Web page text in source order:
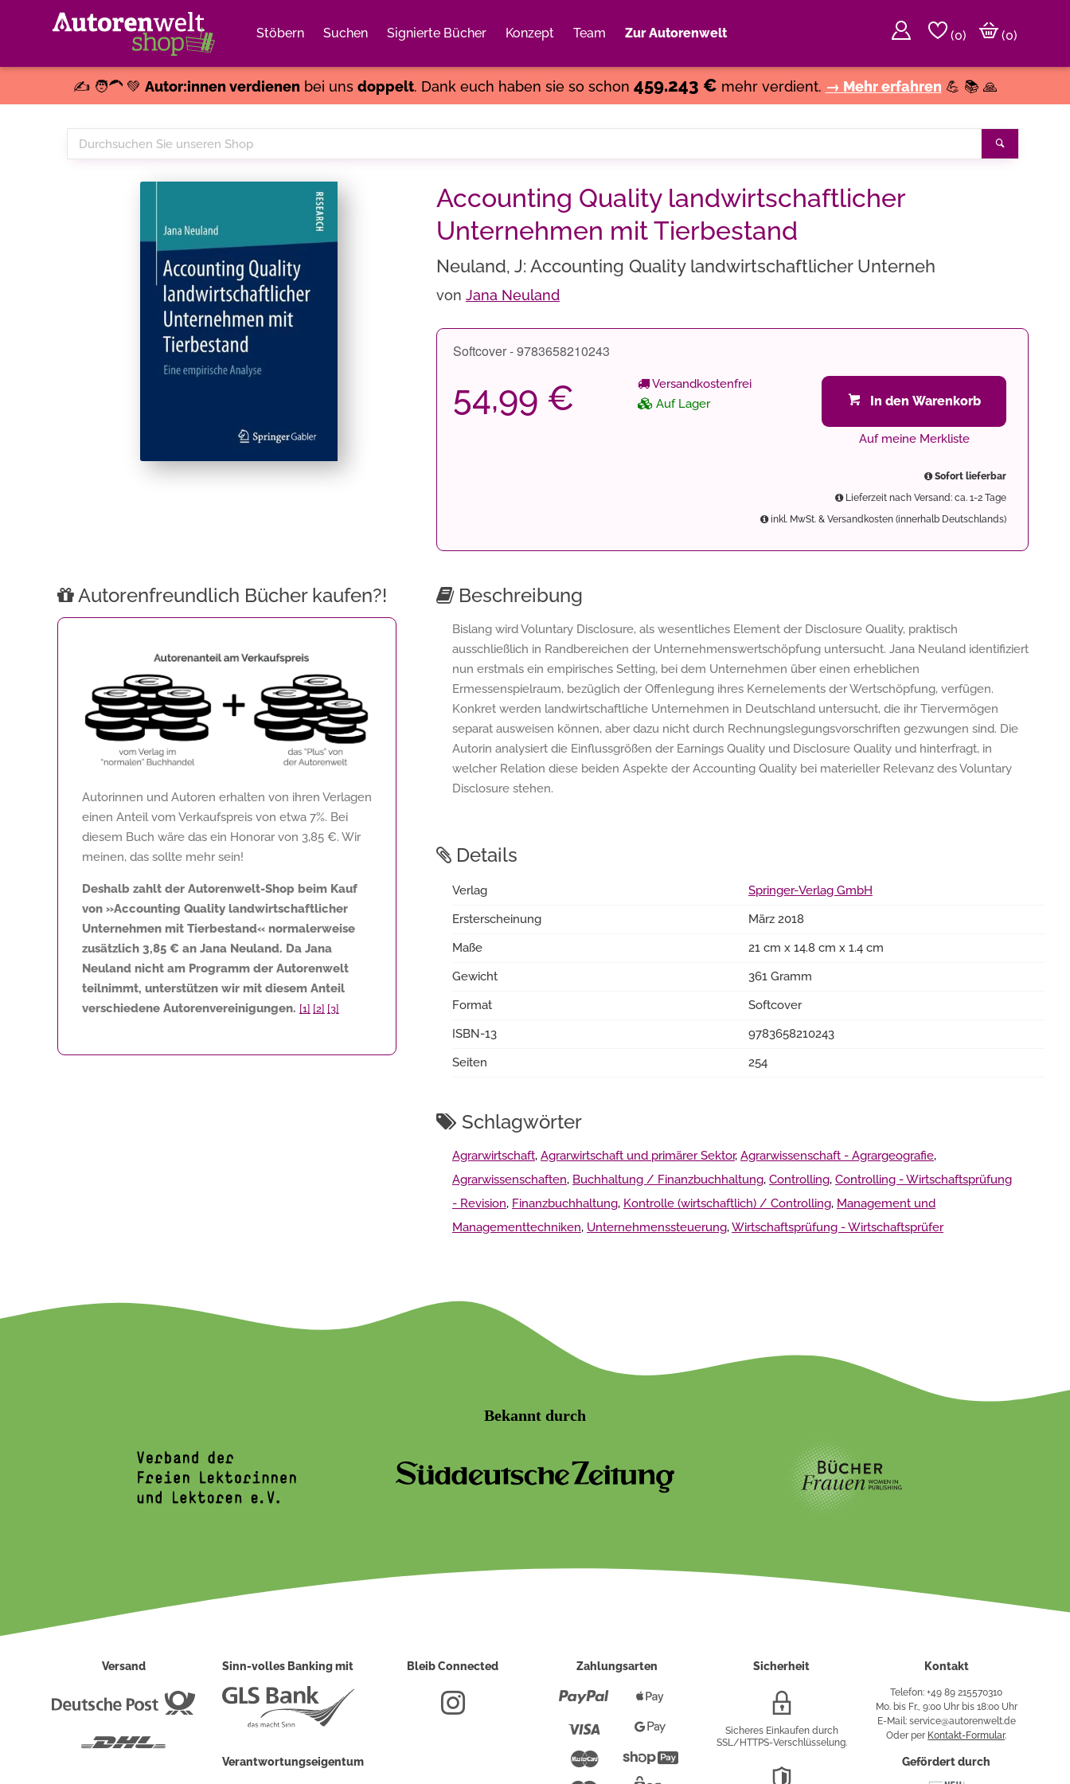
Stöbern Suchen Signierte Bücher Konzept Team Zur Autorenwelt (0)
(0)
✍️ 🧑‍🦱 💚 Autor:innen verdienenbei uns doppelt. Dank euch haben sie so schon 459.243 € mehr verdient. → Mehr erfahren 💪 📚 🙏
Durchsuchen
Sie
Accounting Quality landwirtschaftlicher
Unternehmen mit Tierbestand
Neuland, J: Accounting Quality landwirtschaftlicher Unterneh
von Jana Neuland
Softcover - 9783658210243
54,99 €
Versandkostenfrei
Auf Lager
In den Warenkorb
Auf meine Merkliste
Sofort lieferbar
Lieferzeit nach Versand: ca. 1-2 Tage
inkl. MwSt. & Versandkosten (innerhalb Deutschlands)
Autorenfreundlich Bücher kaufen?!
Autorinnen und Autoren erhalten von ihren Verlagen
einen Anteil vom Verkaufspreis von etwa 7%. Bei
diesem Buch wäre das ein Honorar von 3,85 €. Wir
meinen, das sollte mehr sein!
Deshalb zahlt der Autorenwelt-Shop beim Kauf
von »Accounting Quality landwirtschaftlicher
Unternehmen mit Tierbestand« normalerweise
zusätzlich 3,85 € an Jana Neuland. Da Jana
Neuland nicht am Programm der Autorenwelt
teilnimmt, unterstützen wir mit diesem Anteil
verschiedene Autorenvereinigungen. [1] [2] [3]
Beschreibung
Bislang wird Voluntary Disclosure, als wesentliches Element der Disclosure Quality, praktisch
ausschließlich in Randbereichen der Unternehmenswertschöpfung untersucht. Jana Neuland identifiziert
nun erstmals ein empirisches Setting, bei dem Unternehmen über einen erheblichen
Ermessenspielraum, bezüglich der Offenlegung ihres Kernelements der Wertschöpfung, verfügen.
Konkret werden landwirtschaftliche Unternehmen in Deutschland untersucht, die ihr Tiervermögen
separat ausweisen können, aber dazu nicht durch Rechnungslegungsvorschriften gezwungen sind. Die
Autorin analysiert die Einflussgrößen der Earnings Quality und Disclosure Quality und hinterfragt, in
welcher Relation diese beiden Aspekte der Accounting Quality bei materieller Relevanz des Voluntary
Disclosure stehen.
Details
Verlag
Springer-Verlag GmbH
Ersterscheinung
März 2018
Maße
21 cm x 14.8 cm x 1.4 cm
Gewicht
361 Gramm
Format
Softcover
ISBN-13
9783658210243
Seiten
254
Schlagwörter
Agrarwirtschaft, Agrarwirtschaft und primärer Sektor, Agrarwissenschaft - Agrargeografie,
Agrarwissenschaften, Buchhaltung / Finanzbuchhaltung, Controlling, Controlling - Wirtschaftsprüfung
- Revision, Finanzbuchhaltung, Kontrolle (wirtschaftlich) / Controlling, Management und
Managementtechniken, Unternehmenssteuerung,Wirtschaftsprüfung - Wirtschaftsprüfer
Bekannt durch
Versand
Deutsche
Sinn-volles Banking mit
Verantwortungseigentum
Bleib Connected Zahlungsarten
Paypal
Mastercard
Pay
PayShopify
Sicherheit
Verschlüsselung
Sicheres Einkaufen durch
SSL/HTTPS-Verschlüsselung.
Kontakt
Telefon: +49 89 215570310
Mo. bis Fr., 9:00 Uhr bis 18:00 Uhr
E-Mail: service@autorenwelt.de
Oder per Kontakt-Formular.
Gefördert durch